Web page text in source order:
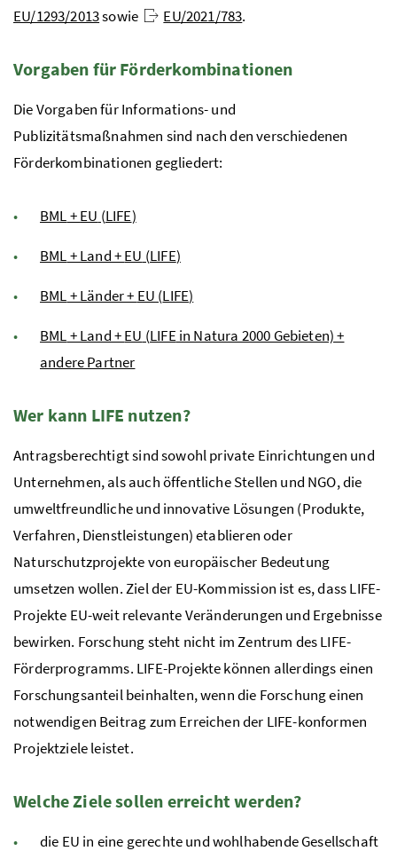
EU/1293/2013sowie EU/2021/783.
Vorgaben für Förderkombinationen
Die Vorgaben für Informations- und
Publizitätsmaßnahmen sind nach den verschiedenen
Förderkombinationen gegliedert:
BML+EU (LIFE)
BML+ Land +EU (LIFE)
BML+ Länder + EU (LIFE)
BML+ Land +EU (LIFEin Natura 2000 Gebieten) +
andere Partner
Wer kann LIFE nutzen?
Antragsberechtigt sind sowohl private Einrichtungen und
Unternehmen, als auch öffentliche Stellen und NGO, die
umweltfreundliche und innovative Lösungen (Produkte,
Verfahren, Dienstleistungen) etablieren oder
Naturschutzprojekte von europäischer Bedeutung
umsetzen wollen. Ziel der EU-Kommission ist es, dassLIFE-
Projekte EU-weit relevante Veränderungen und Ergebnisse
bewirken. Forschung steht nicht im Zentrum desLIFE-
Förderprogramms. LIFE-Projekte können allerdings einen
Forschungsanteil beinhalten, wenn die Forschung einen
notwendigen Beitrag zum Erreichen der LIFE-konformen
Projektziele leistet.
Welche Ziele sollen erreicht werden?
die EU in eine gerechte und wohlhabende Gesellschaft